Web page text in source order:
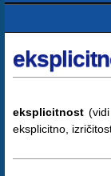
eksplicitnost (vidi
eksplicitno,